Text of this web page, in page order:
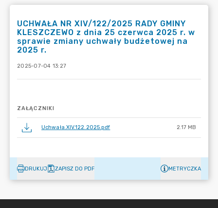
UCHWAŁA NR XIV/122/2025 RADY GMINY
KLESZCZEWO z dnia 25 czerwca 2025 r. w
sprawie zmiany uchwały budżetowej na
2025 r.
2025-07-04 13:27
ZAŁĄCZNIKI
Uchwała.XIV.122.2025.pdf 2.17 MB
DRUKUJ ZAPISZ DO PDF METRYCZKA